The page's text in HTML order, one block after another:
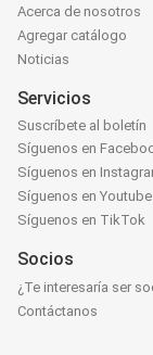
Acerca de nosotros
Agregar catálogo
Noticias
Servicios
Suscríbete al boletín
Síguenos en
Síguenos en
Síguenos en Youtube
Síguenos en TikTok
Socios
¿Te interesaría ser
Contáctanos